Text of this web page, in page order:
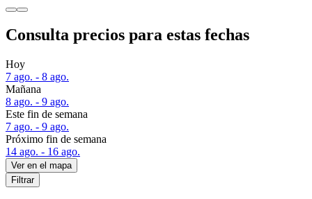
Consulta precios para estas fechas
Hoy
7 ago. - 8 ago.
Mañana
8 ago. - 9 ago.
Este fin de semana
7 ago. - 9 ago.
Próximo fin de semana
14 ago. - 16 ago.
Ver en el mapa
Filtrar